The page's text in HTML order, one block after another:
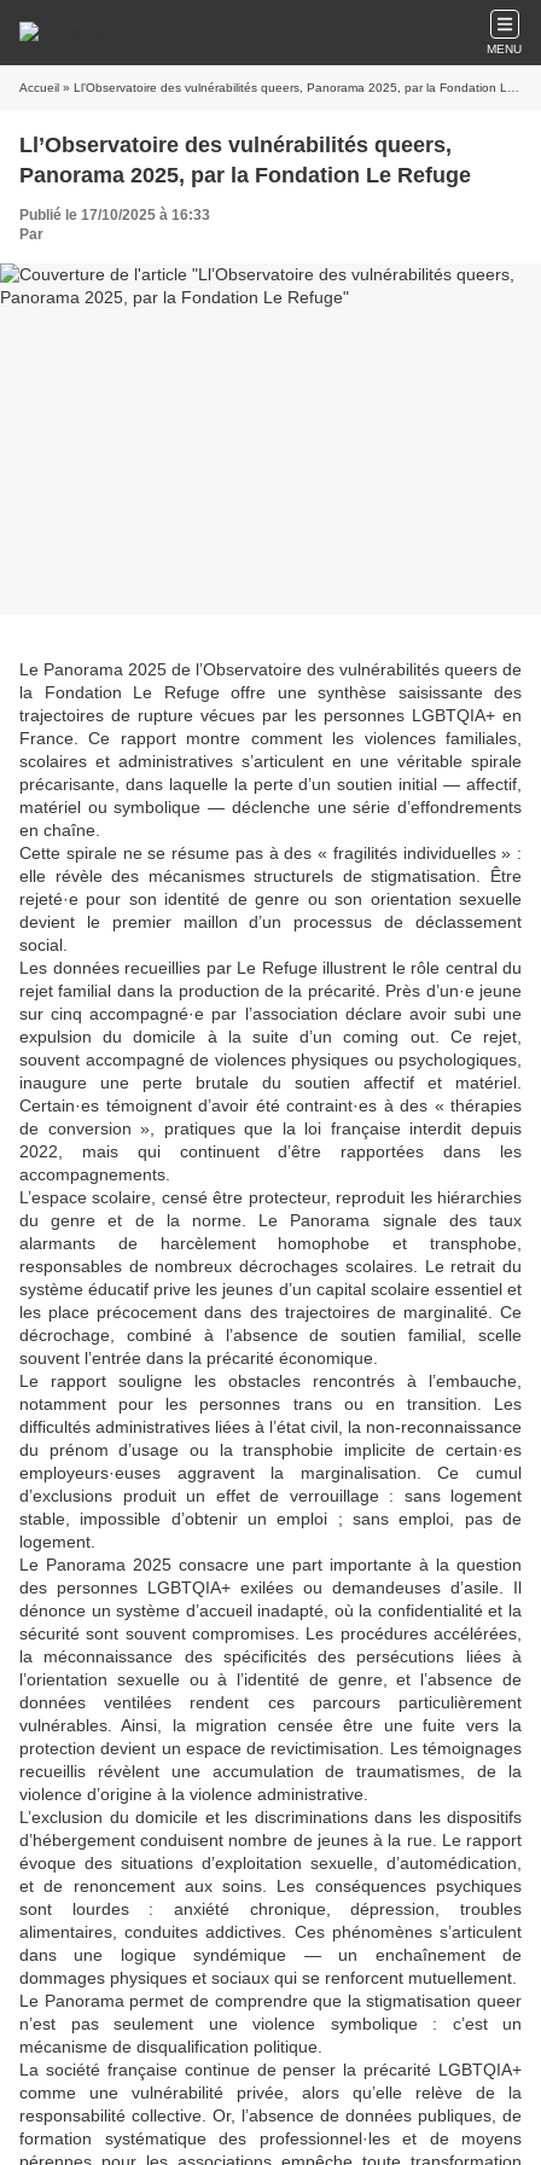
MENU
Accueil » Ll’Observatoire des vulnérabilités queers, Panorama 2025, par la Fondation Le Refuge
Ll’Observatoire des vulnérabilités queers,
Panorama 2025, par la Fondation Le Refuge
Publié le 17/10/2025 à 16:33
Par
Le Panorama 2025 de l’Observatoire des vulnérabilités queers de
la Fondation Le Refuge offre une synthèse saisissante des
trajectoires de rupture vécues par les personnes LGBTQIA+ en
France. Ce rapport montre comment les violences familiales,
scolaires et administratives s’articulent en une véritable spirale
précarisante, dans laquelle la perte d’un soutien initial — affectif,
matériel ou symbolique — déclenche une série d’effondrements
en chaîne.
Cette spirale ne se résume pas à des « fragilités individuelles » :
elle révèle des mécanismes structurels de stigmatisation. Être
rejeté·e pour son identité de genre ou son orientation sexuelle
devient le premier maillon d’un processus de déclassement
social.
Les données recueillies par Le Refuge illustrent le rôle central du
rejet familial dans la production de la précarité. Près d’un·e jeune
sur cinq accompagné·e par l’association déclare avoir subi une
expulsion du domicile à la suite d’un coming out. Ce rejet,
souvent accompagné de violences physiques ou psychologiques,
inaugure une perte brutale du soutien affectif et matériel.
Certain·es témoignent d’avoir été contraint·es à des « thérapies
de conversion », pratiques que la loi française interdit depuis
2022, mais qui continuent d’être rapportées dans les
accompagnements.
L’espace scolaire, censé être protecteur, reproduit les hiérarchies
du genre et de la norme. Le Panorama signale des taux
alarmants de harcèlement homophobe et transphobe,
responsables de nombreux décrochages scolaires. Le retrait du
système éducatif prive les jeunes d’un capital scolaire essentiel et
les place précocement dans des trajectoires de marginalité. Ce
décrochage, combiné à l’absence de soutien familial, scelle
souvent l’entrée dans la précarité économique.
Le rapport souligne les obstacles rencontrés à l’embauche,
notamment pour les personnes trans ou en transition. Les
difficultés administratives liées à l’état civil, la non-reconnaissance
du prénom d’usage ou la transphobie implicite de certain·es
employeurs·euses aggravent la marginalisation. Ce cumul
d’exclusions produit un effet de verrouillage : sans logement
stable, impossible d’obtenir un emploi ; sans emploi, pas de
logement.
Le Panorama 2025 consacre une part importante à la question
des personnes LGBTQIA+ exilées ou demandeuses d’asile. Il
dénonce un système d’accueil inadapté, où la confidentialité et la
sécurité sont souvent compromises. Les procédures accélérées,
la méconnaissance des spécificités des persécutions liées à
l’orientation sexuelle ou à l’identité de genre, et l’absence de
données ventilées rendent ces parcours particulièrement
vulnérables. Ainsi, la migration censée être une fuite vers la
protection devient un espace de revictimisation. Les témoignages
recueillis révèlent une accumulation de traumatismes, de la
violence d’origine à la violence administrative.
L’exclusion du domicile et les discriminations dans les dispositifs
d’hébergement conduisent nombre de jeunes à la rue. Le rapport
évoque des situations d’exploitation sexuelle, d’automédication,
et de renoncement aux soins. Les conséquences psychiques
sont lourdes : anxiété chronique, dépression, troubles
alimentaires, conduites addictives. Ces phénomènes s’articulent
dans une logique syndémique — un enchaînement de
dommages physiques et sociaux qui se renforcent mutuellement.
Le Panorama permet de comprendre que la stigmatisation queer
n’est pas seulement une violence symbolique : c’est un
mécanisme de disqualification politique.
La société française continue de penser la précarité LGBTQIA+
comme une vulnérabilité privée, alors qu’elle relève de la
responsabilité collective. Or, l’absence de données publiques, de
formation systématique des professionnel·les et de moyens